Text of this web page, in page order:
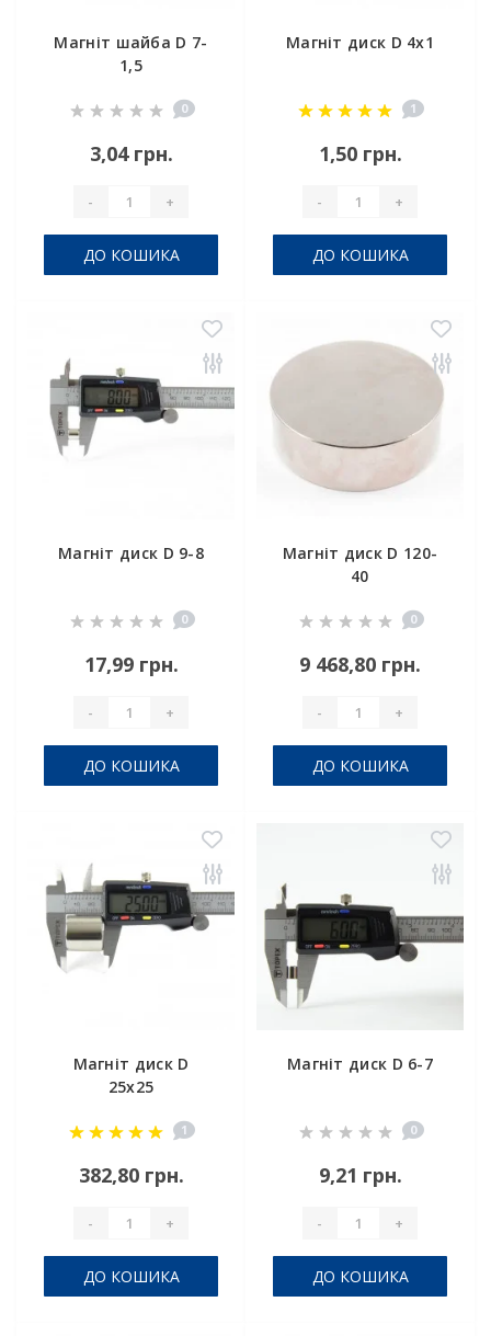
Магніт шайба D 7-
1,5
0
3,04 грн.
- +
ДО КОШИКА
Магніт диск D 4х1
1
1,50 грн.
- +
ДО КОШИКА
Магніт диск D 9-8
0
17,99 грн.
- +
ДО КОШИКА
Магніт диск D 120-
40
0
9 468,80 грн.
- +
ДО КОШИКА
Магніт диск D
25x25
1
382,80 грн.
- +
ДО КОШИКА
Магніт диск D 6-7
0
9,21 грн.
- +
ДО КОШИКА